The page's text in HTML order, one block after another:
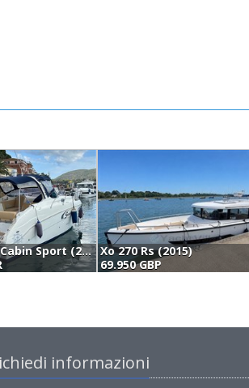
Saver 280 Cabin Sport (2010) Xo 270 Rs (2015)
69.950 GBP
informazioni